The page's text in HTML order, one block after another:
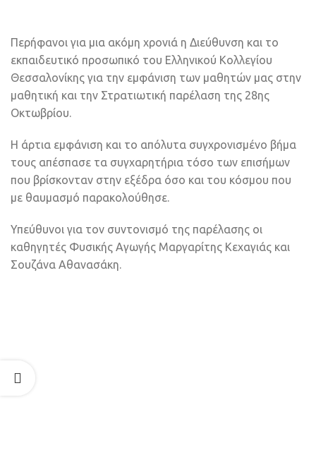
Περήφανοι για μια ακόμη χρονιά η Διεύθυνση και το
εκπαιδευτικό προσωπικό του Ελληνικού Κολλεγίου
Θεσσαλονίκης για την εμφάνιση των μαθητών μας στην
μαθητική και την Στρατιωτική παρέλαση της 28ης
Οκτωβρίου.
Η άρτια εμφάνιση και το απόλυτα συγχρονισμένο βήμα
τους απέσπασε τα συγχαρητήρια τόσο των επισήμων
που βρίσκονταν στην εξέδρα όσο και του κόσμου που
με θαυμασμό παρακολούθησε.
Υπεύθυνοι για τον συντονισμό της παρέλασης οι
καθηγητές Φυσικής Αγωγής Μαργαρίτης Κεχαγιάς και
Σουζάνα Αθανασάκη.